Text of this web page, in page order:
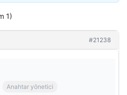
1)
#21238
Anahtar yönetici